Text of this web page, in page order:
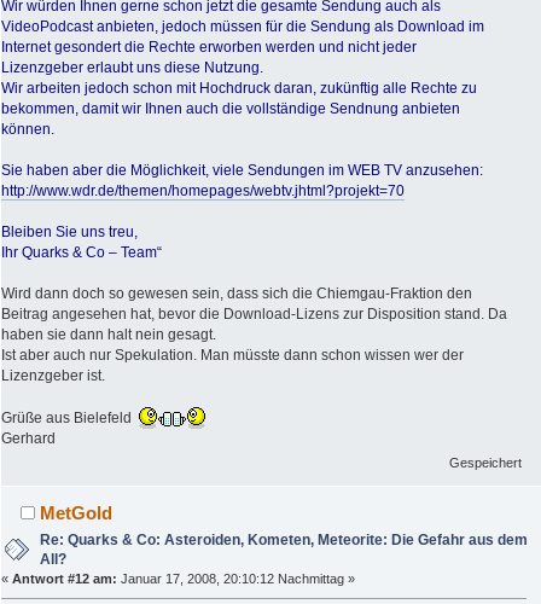
Wir würden Ihnen gerne schon jetzt die gesamte Sendung auch als
VideoPodcast anbieten, jedoch müssen für die Sendung als Download im
Internet gesondert die Rechte erworben werden und nicht jeder
Lizenzgeber erlaubt uns diese Nutzung.
Wir arbeiten jedoch schon mit Hochdruck daran, zukünftig alle Rechte zu
bekommen, damit wir Ihnen auch die vollständige Sendnung anbieten
können.
Sie haben aber die Möglichkeit, viele Sendungen im WEB TV anzusehen:
http://www.wdr.de/themen/homepages/webtv.jhtml?projekt=70
Bleiben Sie uns treu,
Ihr Quarks & Co – Team“
Wird dann doch so gewesen sein, dass sich die Chiemgau-Fraktion den
Beitrag angesehen hat, bevor die Download-Lizens zur Disposition stand. Da
haben sie dann halt nein gesagt.
Ist aber auch nur Spekulation. Man müsste dann schon wissen wer der
Lizenzgeber ist.
Grüße aus Bielefeld
Gerhard
Gespeichert
MetGold
Re: Quarks & Co: Asteroiden, Kometen, Meteorite: Die Gefahr aus dem
All?
« Antwort #12 am: Januar 17, 2008, 20:10:12 Nachmittag »